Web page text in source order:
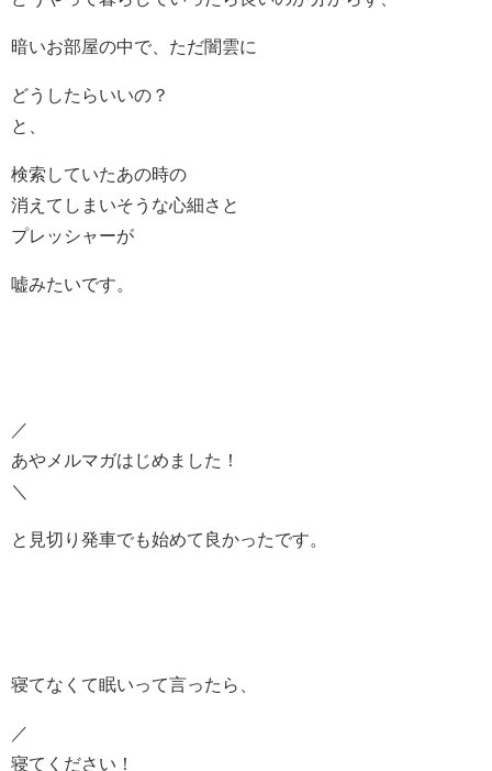
暗いお部屋の中で、ただ闇雲に
どうしたらいいの？
と、
検索していたあの時の
消えてしまいそうな心細さと
プレッシャーが
嘘みたいです。
／
あやメルマガはじめました！
＼
と見切り発車でも始めて良かったです。
寝てなくて眠いって言ったら、
／
寝てください！